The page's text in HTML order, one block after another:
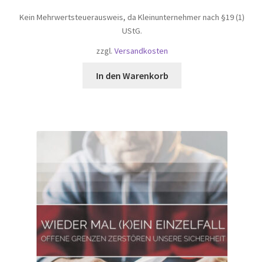
Kein Mehrwertsteuerausweis, da Kleinunternehmer nach §19 (1)
UStG.
zzgl. Versandkosten
In den Warenkorb